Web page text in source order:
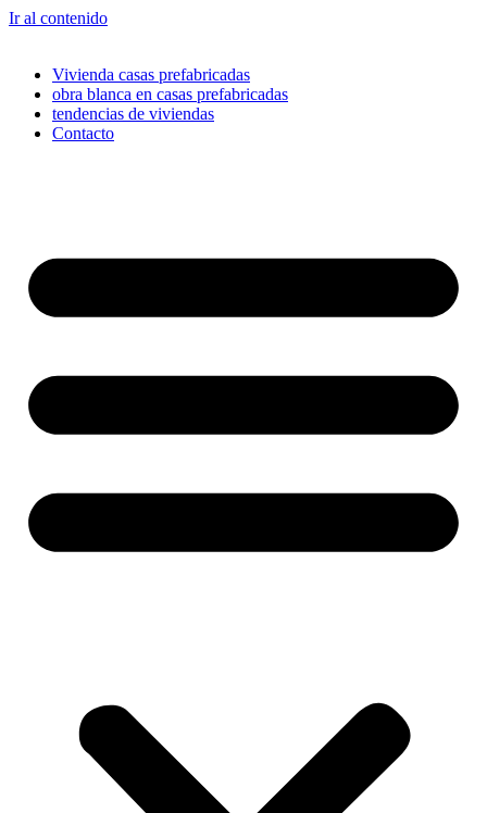
Ir al contenido
Vivienda casas prefabricadas
obra blanca en casas prefabricadas
tendencias de viviendas
Contacto